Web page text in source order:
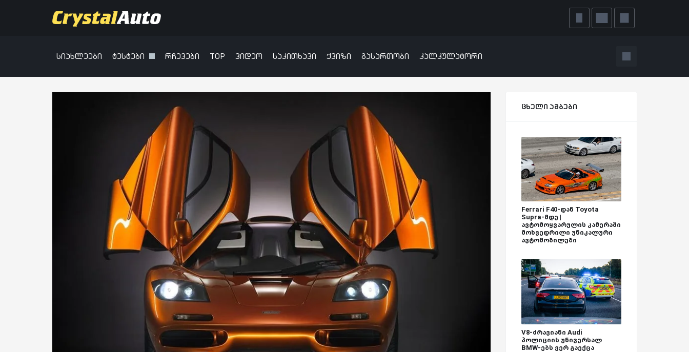
სიახლეები ტესტები რჩევები TOP ვიდეო საკითხავი ქვიზი გასართობი კალკულატორი
ცხელი ამბები
Ferrari F40-დან Toyota
Supra-მდე |
ავტომოყვარულის კამერაში
მოხვედრილი უნიკალური
ავტომობილები
V8-ძრავიანი Audi
პოლიციის უნივერსალ
BMW-ებს ვერ გაექცა